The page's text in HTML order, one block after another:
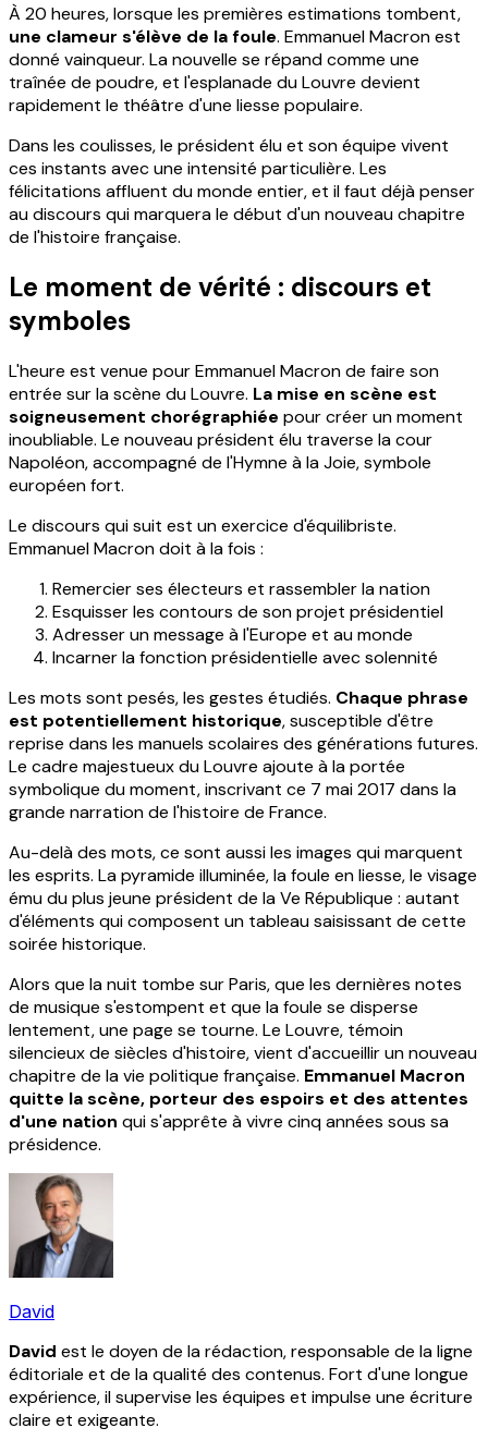
À 20 heures, lorsque les premières estimations tombent,
une clameur s'élève de la foule. Emmanuel Macron est
donné vainqueur. La nouvelle se répand comme une
traînée de poudre, et l'esplanade du Louvre devient
rapidement le théâtre d'une liesse populaire.
Dans les coulisses, le président élu et son équipe vivent
ces instants avec une intensité particulière. Les
félicitations affluent du monde entier, et il faut déjà penser
au discours qui marquera le début d'un nouveau chapitre
de l'histoire française.
Le moment de vérité : discours et
symboles
L'heure est venue pour Emmanuel Macron de faire son
entrée sur la scène du Louvre. La mise en scène est
soigneusement chorégraphiée pour créer un moment
inoubliable. Le nouveau président élu traverse la cour
Napoléon, accompagné de l'Hymne à la Joie, symbole
européen fort.
Le discours qui suit est un exercice d'équilibriste.
Emmanuel Macron doit à la fois :
Remercier ses électeurs et rassembler la nation
Esquisser les contours de son projet présidentiel
Adresser un message à l'Europe et au monde
Incarner la fonction présidentielle avec solennité
Les mots sont pesés, les gestes étudiés. Chaque phrase
est potentiellement historique, susceptible d'être
reprise dans les manuels scolaires des générations futures.
Le cadre majestueux du Louvre ajoute à la portée
symbolique du moment, inscrivant ce 7 mai 2017 dans la
grande narration de l'histoire de France.
Au-delà des mots, ce sont aussi les images qui marquent
les esprits. La pyramide illuminée, la foule en liesse, le visage
ému du plus jeune président de la Ve République : autant
d'éléments qui composent un tableau saisissant de cette
soirée historique.
Alors que la nuit tombe sur Paris, que les dernières notes
de musique s'estompent et que la foule se disperse
lentement, une page se tourne. Le Louvre, témoin
silencieux de siècles d'histoire, vient d'accueillir un nouveau
chapitre de la vie politique française. Emmanuel Macron
quitte la scène, porteur des espoirs et des attentes
d'une nation qui s'apprête à vivre cinq années sous sa
présidence.
David
David est le doyen de la rédaction, responsable de la ligne
éditoriale et de la qualité des contenus. Fort d'une longue
expérience, il supervise les équipes et impulse une écriture
claire et exigeante.